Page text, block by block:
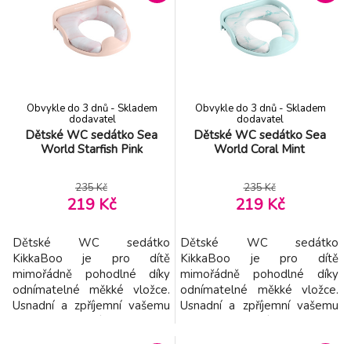
cm
-11%
PETITE&MARS Sada plen bambusová
mušelínová 3ks Moussy Whale Song 68 x
159 Kč
MONSTERS žlutá
339 Kč
68 cm
Dětské WC sedátko Sea
World Starfish Pink
Obvykle do 3 dnů - Skladem
dodavatel
235 Kč
219 Kč
Dětské WC sedátko
KikkaBoo je pro dítě
mimořádně pohodlné díky
odnímatelné měkké vložce.
Usnadní a zpříjemní vašemu
Dětské WC sedátko Sea
World Coral Mint
Obvykle do 3 dnů - Skladem
dodavatel
235 Kč
219 Kč
Dětské WC sedátko
KikkaBoo je pro dítě
mimořádně pohodlné díky
odnímatelné měkké vložce.
Usnadní a zpříjemní vašemu